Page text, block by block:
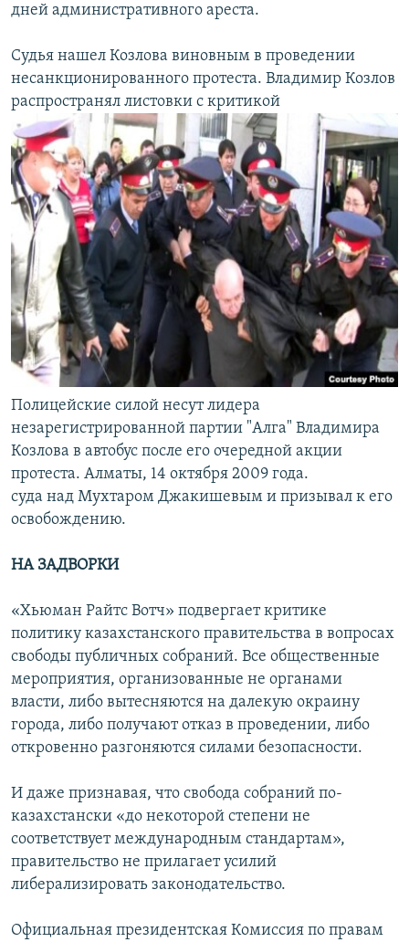
дней административного ареста.
Судья нашел Козлова виновным в проведении
несанкционированного протеста. Владимир Козлов
распространял листовки с критикой
Полицейские силой несут лидера
незарегистрированной партии "Алга" Владимира
Козлова в автобус после его очередной акции
протеста. Алматы, 14 октября 2009 года.
суда над Мухтаром Джакишевым и призывал к его
освобождению.
НА ЗАДВОРКИ
«Хьюман Райтс Вотч» подвергает критике
политику казахстанского правительства в вопросах
свободы публичных собраний. Все общественные
мероприятия, организованные не органами
власти, либо вытесняются на далекую окраину
города, либо получают отказ в проведении, либо
откровенно разгоняются силами безопасности.
И даже признавая, что свобода собраний по-
казахстански «до некоторой степени не
соответствует международным стандартам»,
правительство не прилагает усилий
либерализировать законодательство.
Официальная президентская Комиссия по правам